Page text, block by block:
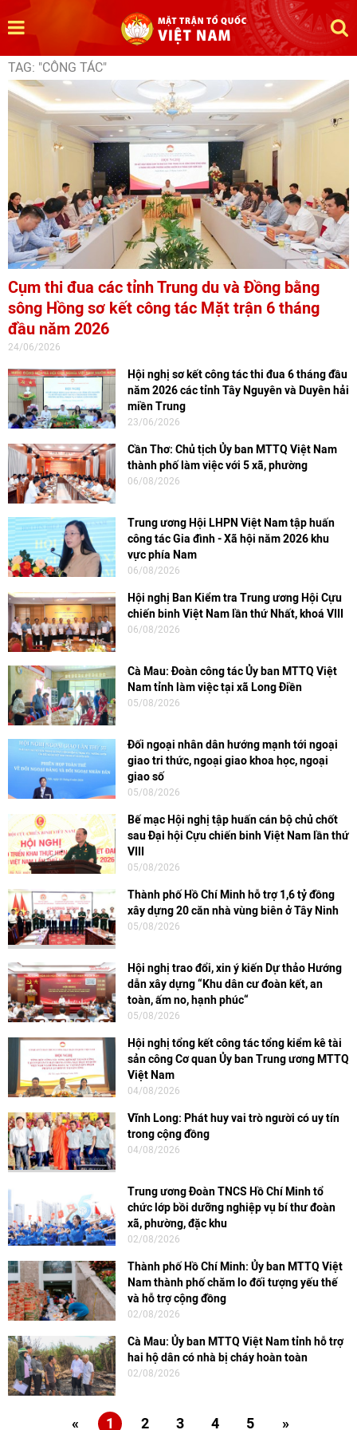
TAG: "CÔNG TÁC"
Cụm thi đua các tỉnh Trung du và Đồng bằng
sông Hồng sơ kết công tác Mặt trận 6 tháng
đầu năm 2026
24/06/2026
Hội nghị sơ kết công tác thi đua 6 tháng đầu
năm 2026 các tỉnh Tây Nguyên và Duyên hải
miền Trung
23/06/2026
Cần Thơ: Chủ tịch Ủy ban MTTQ Việt Nam
thành phố làm việc với 5 xã, phường
06/08/2026
Trung ương Hội LHPN Việt Nam tập huấn
công tác Gia đình - Xã hội năm 2026 khu
vực phía Nam
06/08/2026
Hội nghị Ban Kiểm tra Trung ương Hội Cựu
chiến binh Việt Nam lần thứ Nhất, khoá VIII
06/08/2026
Cà Mau: Đoàn công tác Ủy ban MTTQ Việt
Nam tỉnh làm việc tại xã Long Điền
05/08/2026
Đối ngoại nhân dân hướng mạnh tới ngoại
giao tri thức, ngoại giao khoa học, ngoại
giao số
05/08/2026
Bế mạc Hội nghị tập huấn cán bộ chủ chốt
sau Đại hội Cựu chiến binh Việt Nam lần thứ
VIII
05/08/2026
Thành phố Hồ Chí Minh hỗ trợ 1,6 tỷ đồng
xây dựng 20 căn nhà vùng biên ở Tây Ninh
05/08/2026
Hội nghị trao đổi, xin ý kiến Dự thảo Hướng
dẫn xây dựng “Khu dân cư đoàn kết, an
toàn, ấm no, hạnh phúc“
05/08/2026
Hội nghị tổng kết công tác tổng kiểm kê tài
sản công Cơ quan Ủy ban Trung ương MTTQ
Việt Nam
04/08/2026
Vĩnh Long: Phát huy vai trò người có uy tín
trong cộng đồng
04/08/2026
Trung ương Đoàn TNCS Hồ Chí Minh tổ
chức lớp bồi dưỡng nghiệp vụ bí thư đoàn
xã, phường, đặc khu
02/08/2026
Thành phố Hồ Chí Minh: Ủy ban MTTQ Việt
Nam thành phố chăm lo đối tượng yếu thế
và hỗ trợ cộng đồng
02/08/2026
Cà Mau: Ủy ban MTTQ Việt Nam tỉnh hỗ trợ
hai hộ dân có nhà bị cháy hoàn toàn
02/08/2026
« 1 2 3 4 5 »